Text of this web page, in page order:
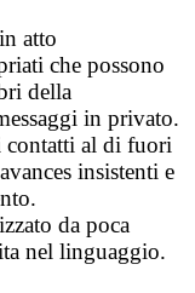
atto
che possono
della
in privato.
contatti al di fuori
insistenti e
da poca
nel linguaggio.